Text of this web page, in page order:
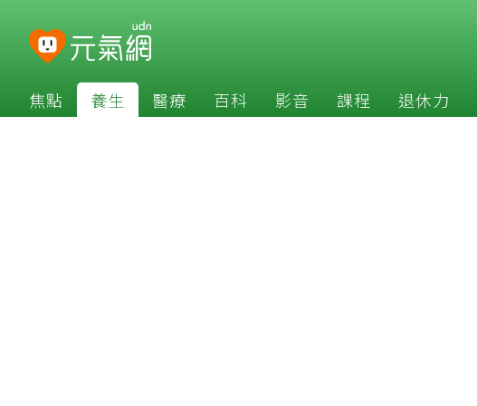
焦點 養生 醫療 百科 影音 課程 退休力